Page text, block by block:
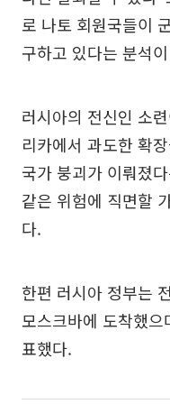
로 나토 회원국들이
구하고 있다는 분석
러시아의 전신인 소
리카에서 과도한 확
국가 붕괴가 이뤄졌
같은 위험에 직면할
다.
한편 러시아 정부는
모스크바에 도착했
표했다.